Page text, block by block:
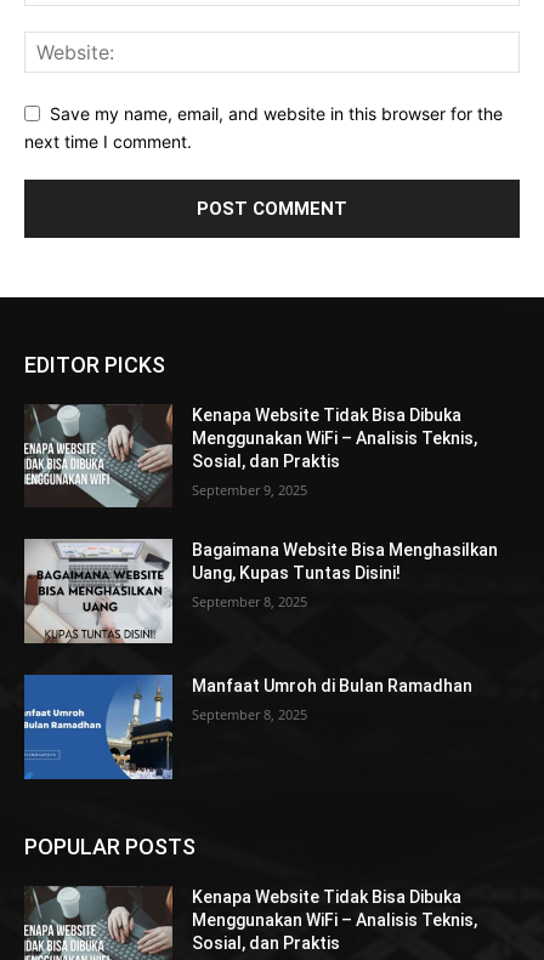
Save my name, email, and website in this browser for the
next time I comment.
EDITOR PICKS
Kenapa Website Tidak Bisa Dibuka
Menggunakan WiFi – Analisis Teknis,
Sosial, dan Praktis
September 9, 2025
Bagaimana Website Bisa Menghasilkan
Uang, Kupas Tuntas Disini!
September 8, 2025
Manfaat Umroh di Bulan Ramadhan
September 8, 2025
POPULAR POSTS
Kenapa Website Tidak Bisa Dibuka
Menggunakan WiFi – Analisis Teknis,
Sosial, dan Praktis